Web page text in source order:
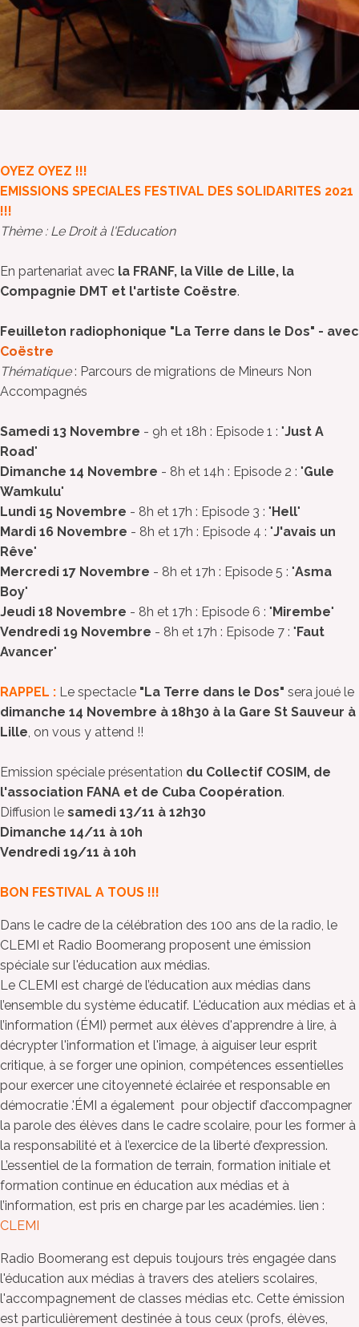
OYEZ OYEZ !!!
EMISSIONS SPECIALES FESTIVAL DES SOLIDARITES 2021
!!!
Thème : Le Droit à l'Education
En partenariat avec la FRANF, la Ville de Lille, la
Compagnie DMT et l'artiste Coëstre.
Feuilleton radiophonique "La Terre dans le Dos" - avec
Coëstre
Thématique: Parcours de migrations de Mineurs Non
Accompagnés
Samedi 13 Novembre - 9h et 18h : Episode 1 : "Just A
Road"
Dimanche 14 Novembre - 8h et 14h : Episode 2 : "Gule
Wamkulu"
Lundi 15 Novembre - 8h et 17h : Episode 3 : "Hell"
Mardi 16 Novembre - 8h et 17h : Episode 4 : "J'avais un
Rêve"
Mercredi 17 Novembre - 8h et 17h : Episode 5 : "Asma
Boy"
Jeudi 18 Novembre - 8h et 17h : Episode 6 : "Mirembe"
Vendredi 19 Novembre - 8h et 17h : Episode 7 : "Faut
Avancer"
RAPPEL : Le spectacle "La Terre dans le Dos" sera joué le
dimanche 14 Novembre à 18h30 à la Gare St Sauveur à
Lille, on vous y attend !!
Emission spéciale présentation du Collectif COSIM, de
l'association FANA et de Cuba Coopération.
Diffusion le samedi 13/11 à 12h30
Dimanche 14/11 à 10h
Vendredi 19/11 à 10h
BON FESTIVAL A TOUS !!!
Dans le cadre de la célébration des 100 ans de la radio, le
CLEMI et Radio Boomerang proposent une émission
spéciale sur l'éducation aux médias.
Le CLEMI est chargé de l’éducation aux médias dans
l’ensemble du système éducatif. L'éducation aux médias et à
l’information (ÉMI) permet aux élèves d'apprendre à lire, à
décrypter l'information et l'image, à aiguiser leur esprit
critique, à se forger une opinion, compétences essentielles
pour exercer une citoyenneté éclairée et responsable en
démocratie .'ÉMI a également pour objectif d’accompagner
la parole des élèves dans le cadre scolaire, pour les former à
la responsabilité et à l’exercice de la liberté d’expression.
L’essentiel de la formation de terrain, formation initiale et
formation continue en éducation aux médias et à
l’information, est pris en charge par les académies. lien :
CLEMI
Radio Boomerang est depuis toujours très engagée dans
l'éducation aux médias à travers des ateliers scolaires,
l'accompagnement de classes médias etc. Cette émission
est particulièrement destinée à tous ceux (profs, élèves,